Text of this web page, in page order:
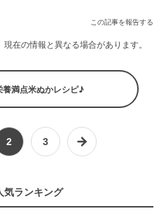
この記事を報告する
在の情報と異なる場合があります。
養満点米ぬかレシピ♪
2 3
気ランキング